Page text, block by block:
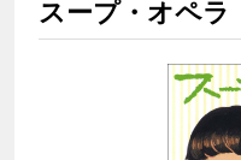
スープ・オペラ